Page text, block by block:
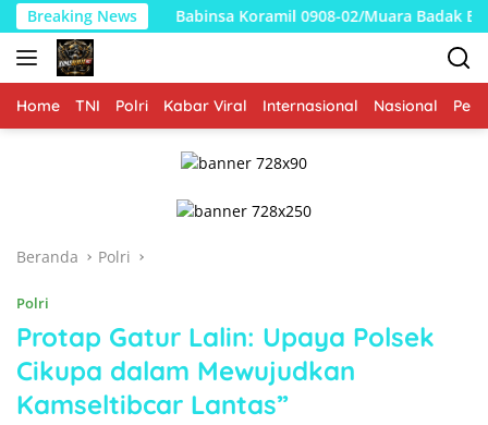
Langsung
ke
konten
Breaking News
Babinsa Koramil 0908-02/Muara Badak Bersama Warga
Home TNI Polri Kabar Viral Internasional Nasional
Beranda Polri
Polri
Protap Gatur Lalin: Upaya Polsek
Cikupa dalam Mewujudkan
Kamseltibcar Lantas”